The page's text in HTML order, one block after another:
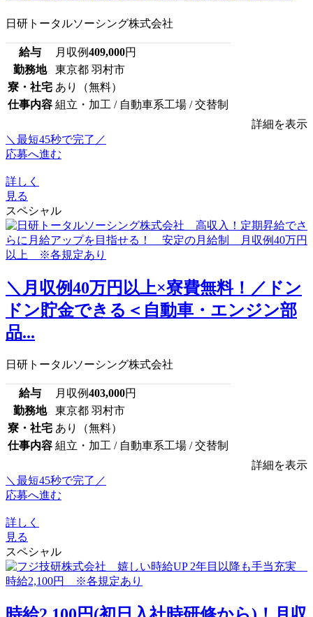
日研トータルソーシング株式会社
給与 月収例409,000円
勤務地
東京都 羽村市
寮・社宅 あり（無料）
仕事内容 組立・加工 / 自動車系工場 / 交替制
詳細を表示
＼最短45秒で完了／
応募へ進む
詳しく
見る
スペシャル
＼月収例40万円以上×寮費無料！／ドン
ドン貯金できる＜自動車・エンジン部
品...
日研トータルソーシング株式会社
給与 月収例403,000円
勤務地
東京都 羽村市
寮・社宅 あり（無料）
仕事内容 組立・加工 / 自動車系工場 / 交替制
詳細を表示
＼最短45秒で完了／
応募へ進む
詳しく
見る
スペシャル